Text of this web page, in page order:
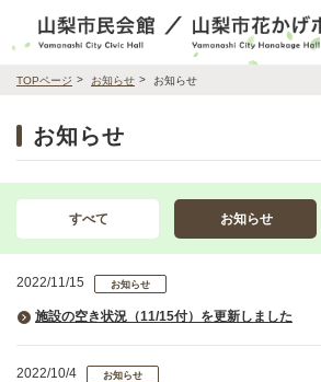
TOPページ お知らせ お知らせ
お知らせ
すべて お知らせ
2022/11/15 お知らせ
施設の空き状況（11/15付）を更新しました
2022/10/4 お知らせ